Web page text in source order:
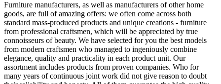
Furniture manufacturers, as well as manufacturers of other home
goods, are full of amazing offers: we often come across both
standard mass-produced products and unique creations - furniture
from professional craftsmen, which will be appreciated by true
connoisseurs of beauty. We have selected for you the best models
from modern craftsmen who managed to ingeniously combine
elegance, quality and practicality in each product unit. Our
assortment includes products from proven companies. Who for
many years of continuous joint work did not give reason to doubt